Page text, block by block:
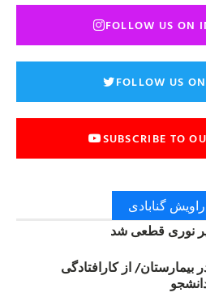
FOLLOW US ON
FOLLOW US
SUBSCRIBE TO
گنابادی
نوری قطعی شد
بیمارستان/ از کارافتادگی